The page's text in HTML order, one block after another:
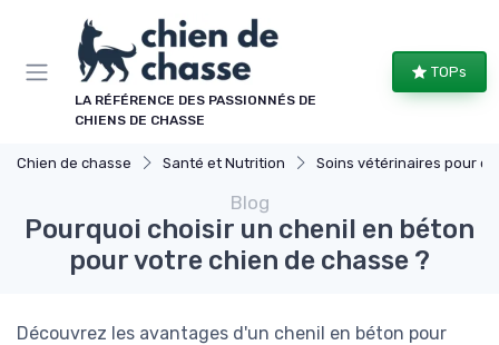
LA RÉFÉRENCE DES PASSIONNÉS DE
CHIENS DE CHASSE
TOPs
Chien de chasse Santé et Nutrition Soins vétérinaires pour chiens de chasse
Blog
Pourquoi choisir un chenil en béton
pour votre chien de chasse ?
Découvrez les avantages d'un chenil en béton pour
Panneau de gestion des cookies